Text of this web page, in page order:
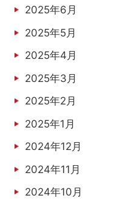
2025年6月
2025年5月
2025年4月
2025年3月
2025年2月
2025年1月
2024年12月
2024年11月
2024年10月